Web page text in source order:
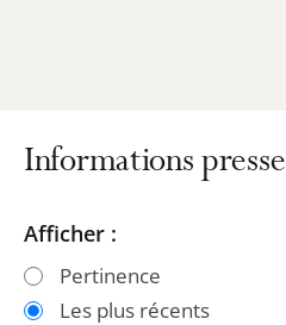
Informations presse
Passer
les
filtres
Passer
les
filtres
Afficher :
Pertinence
Les plus récents